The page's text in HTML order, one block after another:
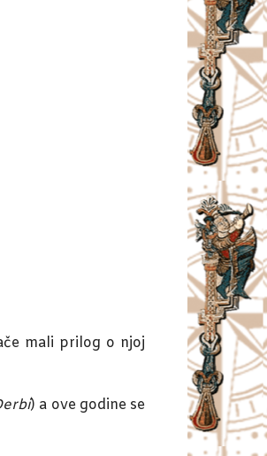
mali prilog o njoj
) a ove godine se